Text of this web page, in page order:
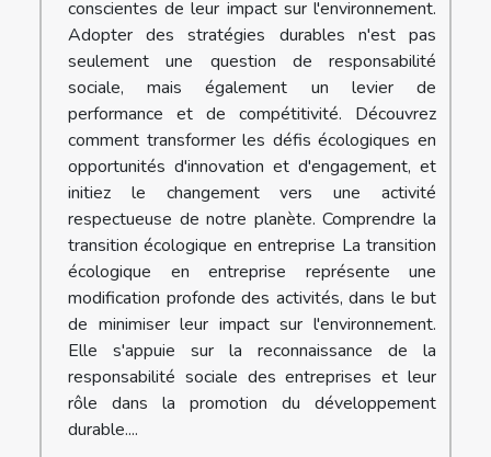
conscientes de leur impact sur l'environnement.
Adopter des stratégies durables n'est pas
seulement une question de responsabilité
sociale, mais également un levier de
performance et de compétitivité. Découvrez
comment transformer les défis écologiques en
opportunités d'innovation et d'engagement, et
initiez le changement vers une activité
respectueuse de notre planète. Comprendre la
transition écologique en entreprise La transition
écologique en entreprise représente une
modification profonde des activités, dans le but
de minimiser leur impact sur l'environnement.
Elle s'appuie sur la reconnaissance de la
responsabilité sociale des entreprises et leur
rôle dans la promotion du développement
durable....